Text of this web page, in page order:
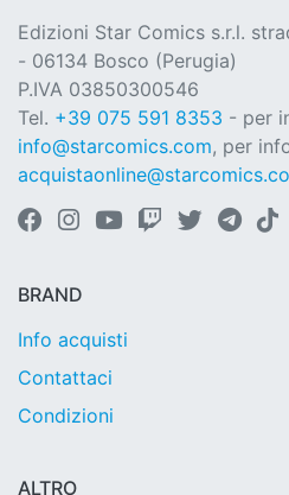
Edizioni Star Comics s.r.l.
- 06134 Bosco (Perugia)
P.IVA 03850300546
Tel. +39 075 591 8353 - per
info@starcomics.com, per
BRAND
Info acquisti
Contattaci
Condizioni
ALTRO